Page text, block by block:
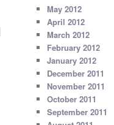
May 2012
April 2012
March 2012
February 2012
January 2012
December 2011
November 2011
October 2011
September 2011